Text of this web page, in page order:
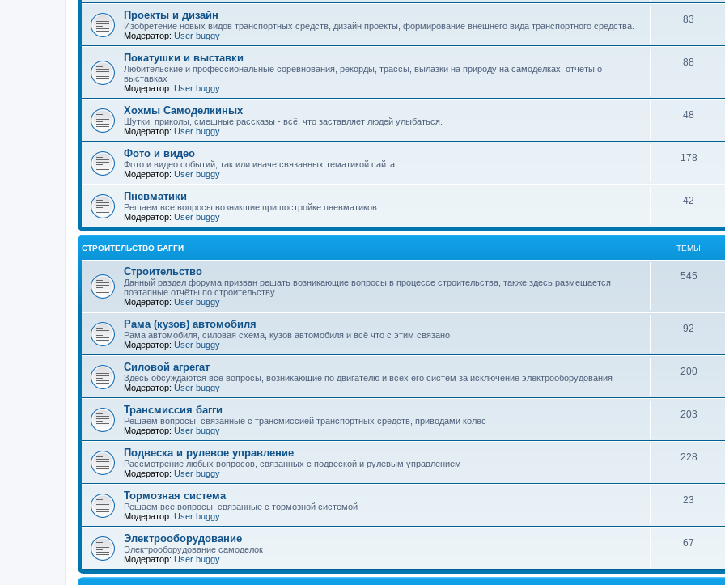
Проекты и дизайн
Изобретение новых видов транспортных средств, дизайн проекты, формирование внешнего вида транспортного средства.
Модератор: User buggy
83
Покатушки и выставки
Любительские и профессиональные соревнования, рекорды, трассы, вылазки на природу на самоделках. отчёты о
выставках
Модератор: User buggy
88
Хохмы Самоделкиных
Шутки, приколы, смешные рассказы - всё, что заставляет людей улыбаться.
Модератор: User buggy
48
Фото и видео
Фото и видео событий, так или иначе связанных тематикой сайта.
Модератор: User buggy
178
Пневматики
Решаем все вопросы возникшие при постройке пневматиков.
Модератор: User buggy
42
СТРОИТЕЛЬСТВО БАГГИ ТЕМЫ
Строительство
Данный раздел форума призван решать возникающие вопросы в процессе строительства, также здесь размещается
поэтапные отчёты по строительству
Модератор: User buggy
545
Рама (кузов) автомобиля
Рама автомобиля, силовая схема, кузов автомобиля и всё что с этим связано
Модератор: User buggy
92
Силовой агрегат
Здесь обсуждаются все вопросы, возникающие по двигателю и всех его систем за исключение электрооборудования
Модератор: User buggy
200
Трансмиссия багги
Решаем вопросы, связанные с трансмиссией транспортных средств, приводами колёс
Модератор: User buggy
203
Подвеска и рулевое управление
Рассмотрение любых вопросов, связанных с подвеской и рулевым управлением
Модератор: User buggy
228
Тормозная система
Решаем все вопросы, связанные с тормозной системой
Модератор: User buggy
23
Электрооборудование
Электрооборудование самоделок
Модератор: User buggy
67